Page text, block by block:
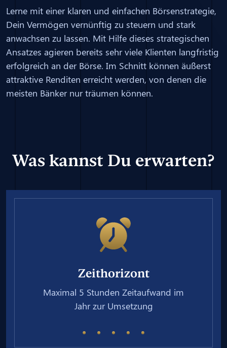
Lerne mit einer klaren und einfachen Börsenstrategie,
Dein Vermögen vernünftig zu steuern und stark
anwachsen zu lassen. Mit Hilfe dieses strategischen
Ansatzes agieren bereits sehr viele Klienten langfristig
erfolgreich an der Börse. Im Schnitt können äußerst
attraktive Renditen erreicht werden, von denen die
meisten Bänker nur träumen können.
Was kannst Du erwarten?
Zeithorizont
Maximal 5 Stunden Zeitaufwand im
Jahr zur Umsetzung